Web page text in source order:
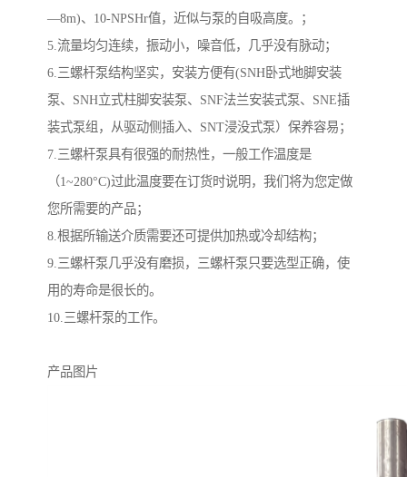
—8m)、10-NPSHr值，近似与泵的自吸高度。；
5.流量均匀连续，振动小，噪音低，几乎没有脉动；
6.三螺杆泵结构坚实，安装方便有(SNH卧式地脚安装
泵、SNH立式柱脚安装泵、SNF法兰安装式泵、SNE插
装式泵组，从驱动侧插入、SNT浸没式泵）保养容易；
7.三螺杆泵具有很强的耐热性，一般工作温度是
（1~280°C)过此温度要在订货时说明，我们将为您定做
您所需要的产品；
8.根据所输送介质需要还可提供加热或冷却结构；
9.三螺杆泵几乎没有磨损，三螺杆泵只要选型正确，使
用的寿命是很长的。
10.三螺杆泵的工作。
产品图片